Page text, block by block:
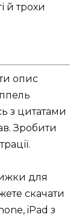
й трохи
опис
з цитатами
Зробити
для
скачати
iPad з